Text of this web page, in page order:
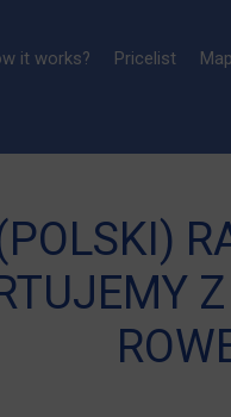
it works? Pricelist Map